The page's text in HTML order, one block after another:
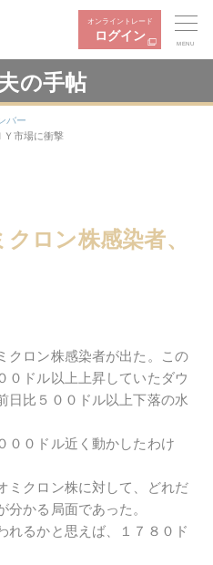
オンライントレード
ログイン
MENU
の手帖
バー
Ｙ市場に衝撃
ロン株感染者、
クロン株感染者が出た。この
０ドル以上上昇していたダウ
日比５００ドル以上下落の水
００ドル近く動かしたわけ
ミクロン株に対して、どれだ
かる局面であった。
れるかと思えば、１７８０ド